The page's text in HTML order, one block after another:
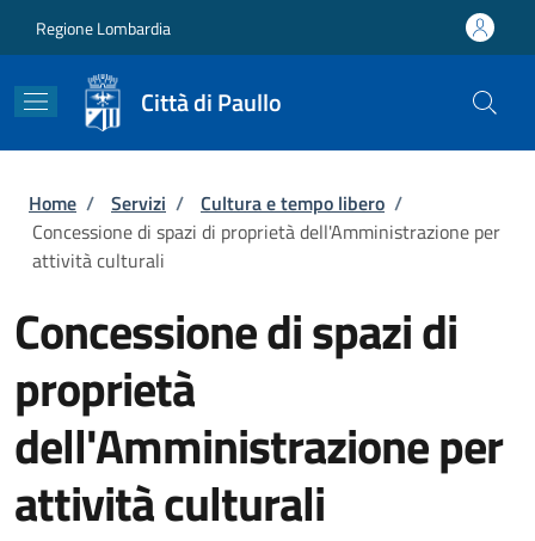
Regione Lombardia
Città di Paullo
Briciole di pane
Home / Servizi / Cultura e tempo libero /
Concessione di spazi di proprietà dell'Amministrazione per
attività culturali
Concessione di spazi di
proprietà
dell'Amministrazione per
attività culturali